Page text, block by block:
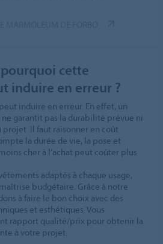
cette
induire en erreur ?
peut induire en erreur. En effet, un
garantit pas la durabilité prévue ni
Il faut raisonner en coût
la durée de vie, la pose et
cher à l’achat peut coûter plus
adaptés à chaque usage,
budgétaire. Grâce à notre
à faire le bon choix avec des
et esthétiques. Vous
rapport qualité/prix pour obtenir la
à votre projet.